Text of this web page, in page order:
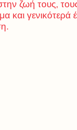
ζωή τους,
και γενικότερά